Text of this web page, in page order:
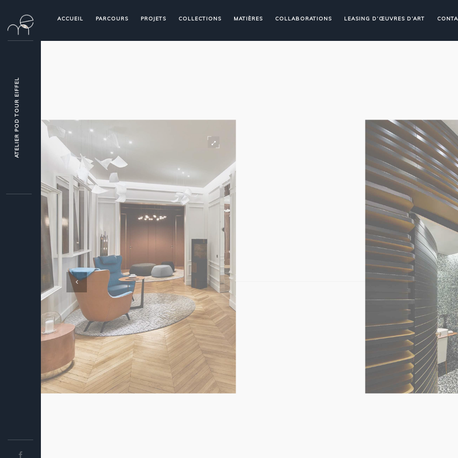
ACCUEIL PARCOURS PROJETS COLLECTIONS MATIÈRES COLLABORATIONS LEASING D’ŒUVRES D’ART
ATELIER POD TOUR EIFFEL